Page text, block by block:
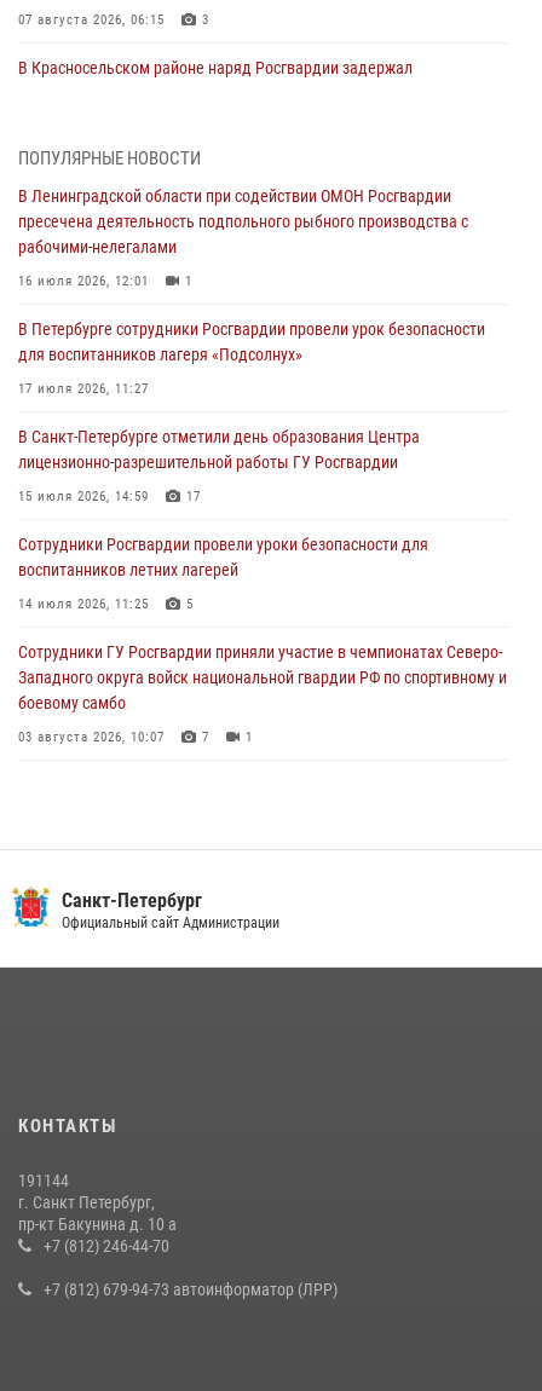
07 августа 2026, 06:15 3
В Красносельском районе наряд Росгвардии задержал
06 августа 2026, 13:39 1
В Центральном районе росгвардейцы оперативно задержали
хулигана, стрелявшего из пускового устройства рядом с жилыми
домами
06 августа 2026, 11:36
Сотрудники и военнослужащие Росгвардии обеспечили
правопорядок при проведении матча "Зенит" - "Балтика"
06 августа 2026, 07:30
В Выборгском районе наряд Росгвардии обнаружил
разыскиваемый преступный автотранспорт
05 августа 2026, 12:25 2
Петербургские росгвардейцы обнаружили объявленный в розыск
автомобиль, ранее использовавшийся при совершении кражи в
Ленобласти
ПОПУЛЯРНЫЕ НОВОСТИ
В Ленинградской области при содействии ОМОН Росгвардии
пресечена деятельность подпольного рыбного производства с
рабочими-нелегалами
16 июля 2026, 12:01 1
В Петербурге сотрудники Росгвардии провели урок безопасности
для воспитанников лагеря «Подсолнух»
17 июля 2026, 11:27
В Санкт-Петербурге отметили день образования Центра
лицензионно-разрешительной работы ГУ Росгвардии
15 июля 2026, 14:59 17
Сотрудники Росгвардии провели уроки безопасности для
воспитанников летних лагерей
14 июля 2026, 11:25 5
Сотрудники ГУ Росгвардии приняли участие в чемпионатах Северо-
Западного округа войск национальной гвардии РФ по спортивному и
боевому самбо
03 августа 2026, 10:07 7 1
В Красногвардейском районе росгвардейцы задержали хулигана,
угрожавшего мужчине пневматическим пистолетом
на III Международном петербургском цифровом форуме
В Ленобласти сотрудники Росгвардии провели встречу с
воспитанниками детского клуба «Умные каникулы»
Санкт-Петербург
Официальный сайт Администрации
КОНТАКТЫ
191144
г. Санкт Петербург,
пр-кт Бакунина д. 10 а
+7 (812) 246-44-70
+7 (812) 679-94-73 автоинформатор (ЛРР)